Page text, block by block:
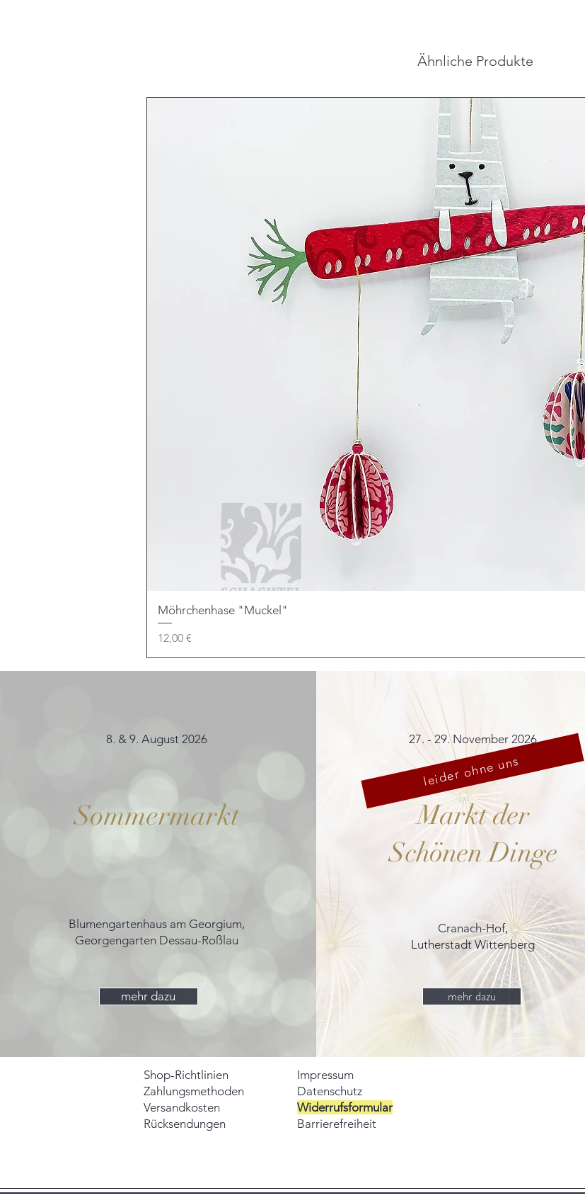
Ähnliche Produkte
Möhrchenhase "Muckel"
Preis
12,00 €
8. & 9. August 2026
Sommermarkt
Blumengartenhaus am Georgium,
Georgengarten Dessau-Roßlau
mehr dazu
27. - 29. November 2026
Markt der
Schönen Dinge
Cranach-Hof,
Lutherstadt Wittenberg
leider ohne uns
mehr dazu
Shop-Richtlinien
Zahlungsmethoden
Versandkosten
Rücksendungen
Impressum
Datenschutz
Widerrufsformular
Barrierefreiheit